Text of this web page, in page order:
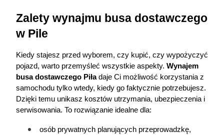
Zalety wynajmu busa dostawczego
w Pile
Kiedy stajesz przed wyborem, czy kupić, czy wypożyczyć
pojazd, warto przemyśleć wszystkie aspekty. Wynajem
busa dostawczego Piła daje Ci możliwość korzystania z
samochodu tylko wtedy, kiedy go faktycznie potrzebujesz.
Dzięki temu unikasz kosztów utrzymania, ubezpieczenia i
serwisowania. To rozwiązanie idealne dla:
osób prywatnych planujących przeprowadzkę,